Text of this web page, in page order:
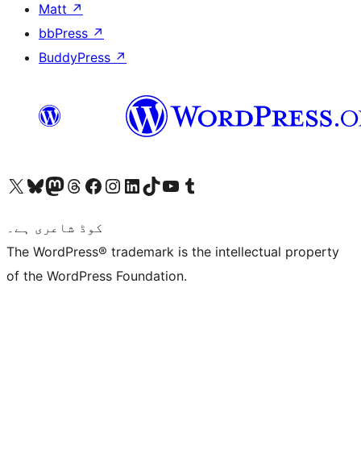
Matt ↗
bbPress ↗
BuddyPress ↗
Visit our X (formerly Twitter) account
ہمارے بلیواسکائی اکاؤنٹ پر جائیں
Visit our Mastodon account
ہمارے ٹھریڈز اکاؤنٹ پر جائیں
Visit our Facebook page
Visit our Instagram account
Visit our LinkedIn account
ہمارے ٹک ٹاک اکاؤنٹ پر جائیں
Visit our YouTube channel
ہمارے ٹمبلر اکاؤنٹ پر جائیں
کوڈ شاعری ہے۔
The WordPress® trademark is the intellectual property
of the WordPress Foundation.